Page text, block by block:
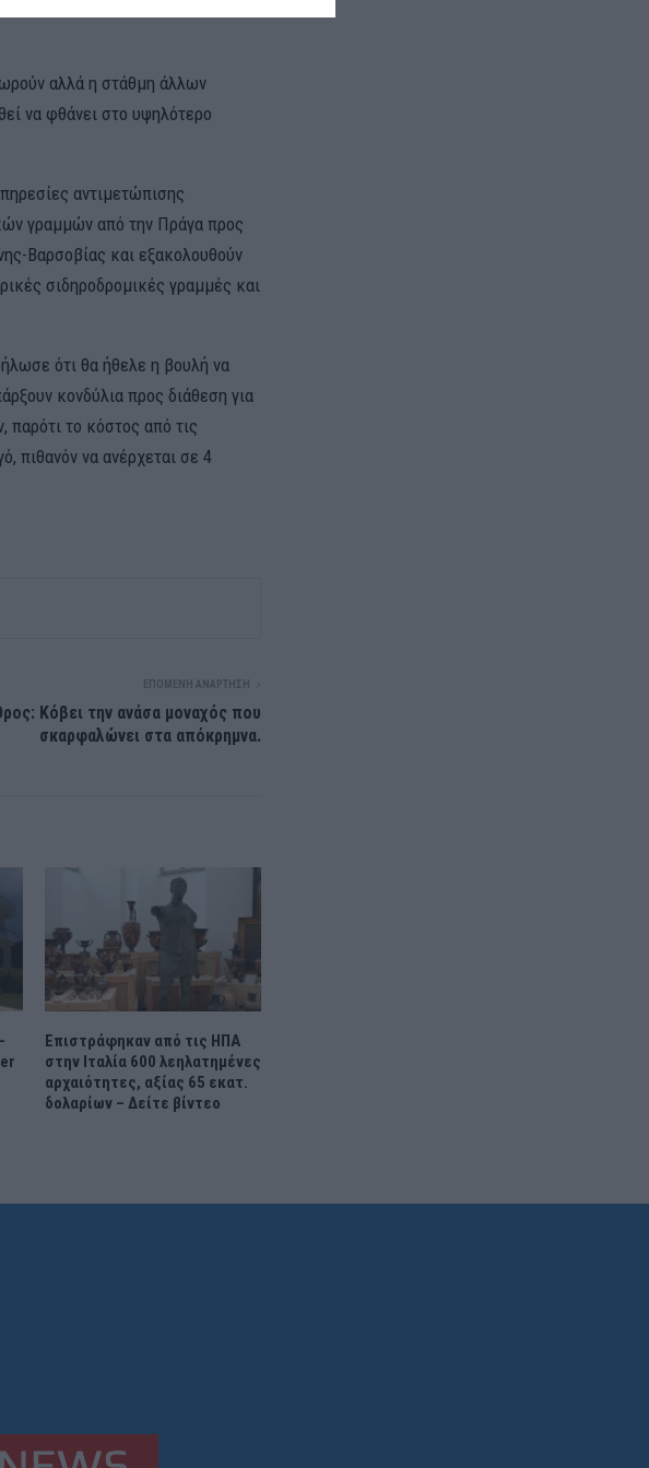
αλλά η στάθμη άλλων
να φθάνει στο υψηλότερο
αντιμετώπισης
γραμμών από την Πράγα προς
Βαρσοβίας και εξακολουθούν
σιδηροδρομικές γραμμές και
ότι θα ήθελε η βουλή να
κονδύλια προς διάθεση για
παρότι το κόστος από τις
πιθανόν να ανέρχεται σε 4
ΕΠΌΜΕΝΗ ΑΝΆΡΤΗΣΗ
Κόβει την ανάσα μοναχός που
σκαρφαλώνει στα απόκρημνα.
Επιστράφηκαν από τις ΗΠΑ
στην Ιταλία 600 λεηλατημένες
αρχαιότητες, αξίας 65 εκατ.
δολαρίων – Δείτε βίντεο